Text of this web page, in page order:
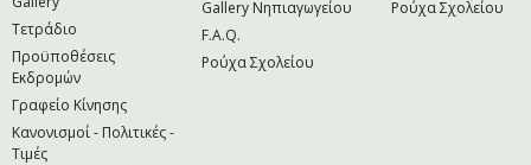
Τετράδιο
Προϋποθέσεις
Εκδρομών
Γραφείο Κίνησης
Κανονισμοί - Πολιτικές -
Τιμές
Gallery Νηπιαγωγείου
F.A.Q.
Ρούχα Σχολείου
Ρούχα Σχολείου